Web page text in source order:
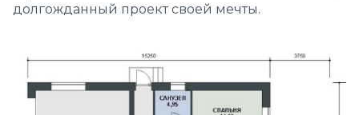
долгожданный проект своей мечты.